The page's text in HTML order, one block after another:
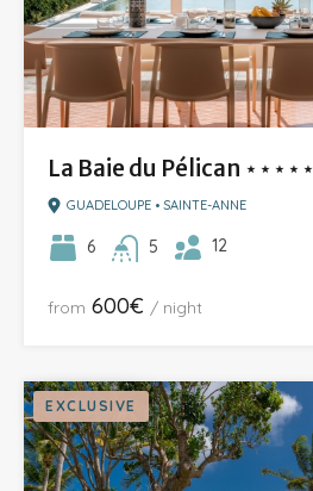
La Baie du Pélican ⋆⋆⋆⋆⋆
GUADELOUPE • SAINTE-ANNE
6 5 12
from 600€ / night
EXCLUSIVE